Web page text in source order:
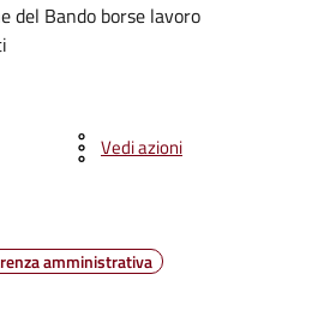
del Bando borse lavoro
Vedi azioni
amministrativa